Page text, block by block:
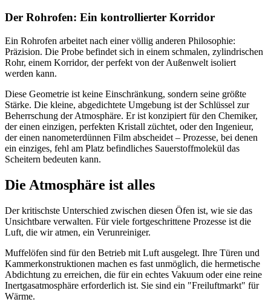
Der Rohrofen: Ein kontrollierter Korridor
Ein Rohrofen arbeitet nach einer völlig anderen Philosophie:
Präzision. Die Probe befindet sich in einem schmalen, zylindrischen
Rohr, einem Korridor, der perfekt von der Außenwelt isoliert
werden kann.
Diese Geometrie ist keine Einschränkung, sondern seine größte
Stärke. Die kleine, abgedichtete Umgebung ist der Schlüssel zur
Beherrschung der Atmosphäre. Er ist konzipiert für den Chemiker,
der einen einzigen, perfekten Kristall züchtet, oder den Ingenieur,
der einen nanometerdünnen Film abscheidet – Prozesse, bei denen
ein einziges, fehl am Platz befindliches Sauerstoffmolekül das
Scheitern bedeuten kann.
Die Atmosphäre ist alles
Der kritischste Unterschied zwischen diesen Öfen ist, wie sie das
Unsichtbare verwalten. Für viele fortgeschrittene Prozesse ist die
Luft, die wir atmen, ein Verunreiniger.
Muffelöfen sind für den Betrieb mit Luft ausgelegt. Ihre Türen und
Kammerkonstruktionen machen es fast unmöglich, die hermetische
Abdichtung zu erreichen, die für ein echtes Vakuum oder eine reine
Inertgasatmosphäre erforderlich ist. Sie sind ein "Freiluftmarkt" für
Wärme.